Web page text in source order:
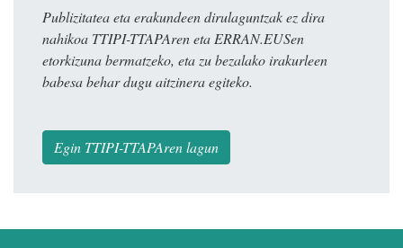
Publizitatea eta erakundeen dirulaguntzak ez dira
nahikoa TTIPI-TTAPAren eta ERRAN.EUSen
etorkizuna bermatzeko, eta zu bezalako irakurleen
babesa behar dugu aitzinera egiteko.
Egin TTIPI-TTAPAren lagun